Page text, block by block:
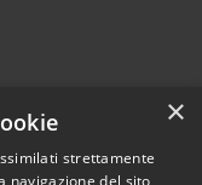
© 2026 • Comune di
×
strettamente
del sito,